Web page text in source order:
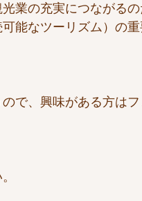
業の充実につながる
能なツーリズム）の
で、興味がある方はフ